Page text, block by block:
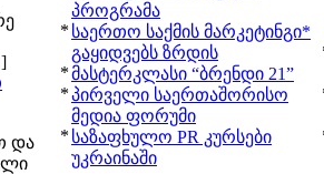
და
პროგრამა
* საერთო საქმის მარკეტინგი*
გაყიდვებს ზრდის
*მასტერკლასი “ბრენდი 21”
*პირველი საერთაშორისო
მედია ფორუმი
* საზაფხულო PR კურსები
უკრაინაში